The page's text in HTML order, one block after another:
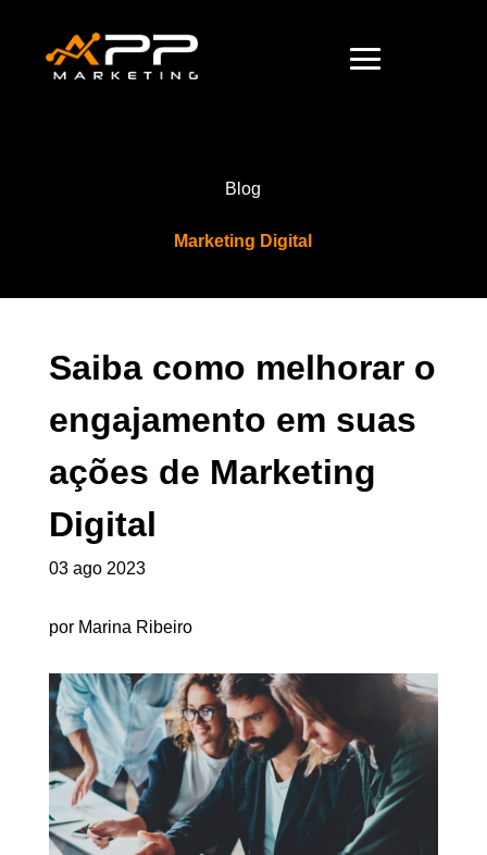
Blog
Marketing Digital
Saiba como melhorar o
engajamento em suas
ações de Marketing
Digital
03 ago 2023
por Marina Ribeiro